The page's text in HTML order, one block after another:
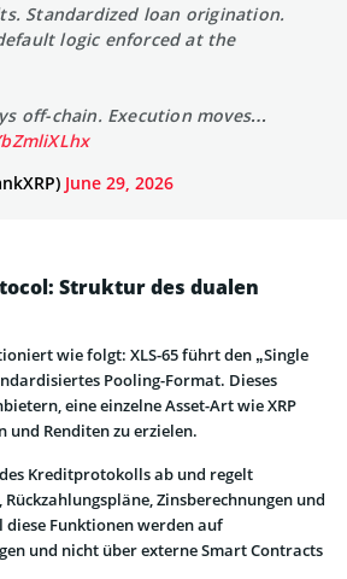
Standardized loan origination.
logic enforced at the
off-chain. Execution moves…
June 29, 2026
Struktur des dualen
wie folgt: XLS-65 führt den „Single
Pooling-Format. Dieses
eine einzelne Asset-Art wie XRP
und Renditen zu erzielen.
Kreditprotokolls ab und regelt
Zinsberechnungen und
Funktionen werden auf
und nicht über externe Smart Contracts